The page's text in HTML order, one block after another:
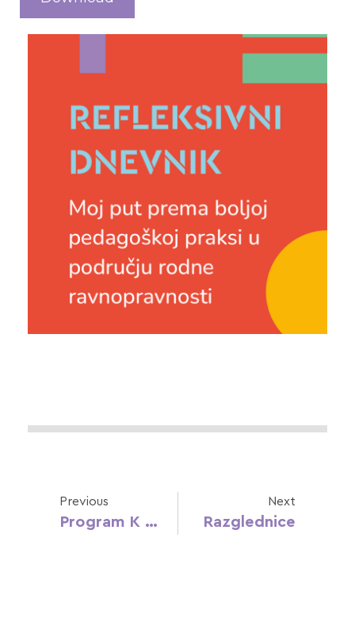
Previous
Program K – Priručnik Za Rodno Osjetljivu Pedagogiju U Ranom Odgoju I Obrazovanju
Next
Razglednice